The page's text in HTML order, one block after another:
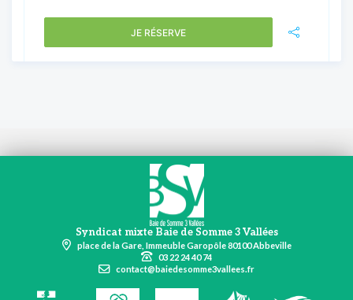
JE RÉSERVE
Syndicat mixte Baie de Somme 3 Vallées
place de la Gare, Immeuble Garopôle 80100 Abbeville
03 22 24 40 74
contact@baiedesomme3vallees.fr